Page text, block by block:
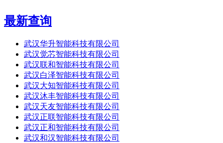
最新查询
武汉华升智能科技有限公司
武汉觉芯智能科技有限公司
武汉联和智能科技有限公司
武汉白泽智能科技有限公司
武汉大知智能科技有限公司
武汉沐丰智能科技有限公司
武汉天友智能科技有限公司
武汉正联智能科技有限公司
武汉正和智能科技有限公司
武汉和汉智能科技有限公司